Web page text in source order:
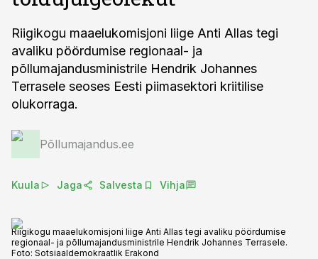
Riigikogu maaelukomisjoni liige Anti Allas tegi
avaliku pöördumise regionaal- ja
põllumajandusministrile Hendrik Johannes
Terrasele seoses Eesti piimasektori kriitilise
olukorraga.
Põllumajandus.ee
Kuula Jaga Salvesta Vihja
Riigikogu maaelukomisjoni liige Anti Allas tegi avaliku pöördumise
regionaal- ja põllumajandusministrile Hendrik Johannes Terrasele.
Foto: Sotsiaaldemokraatlik Erakond